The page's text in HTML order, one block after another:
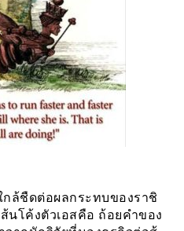
กล้ชืดต่อผลกระทบของราชิ
นโค้งตัวเอสคือ ถ้อยคำของ